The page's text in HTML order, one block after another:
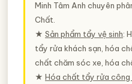
Minh Tâm Anh chuyên
Chất.
★ Sản phẩm tẩy vệ sinh:
tẩy rửa khách sạn, hóa
chất chăm sóc xe, hóa
★ Hóa chất tẩy rửa công